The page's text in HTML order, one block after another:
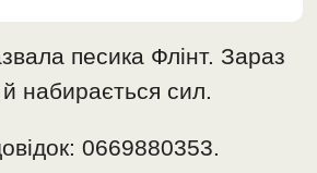
песика Флінт. Зараз
й набирається сил.
0669880353.